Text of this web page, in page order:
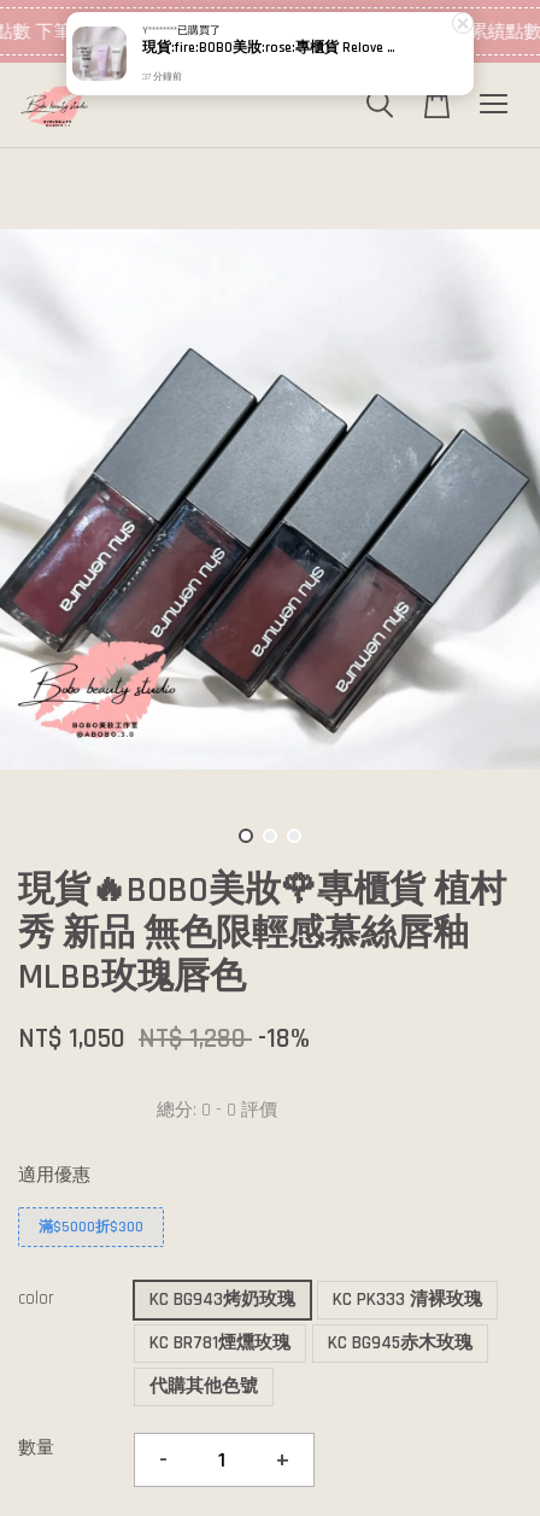
下筆消費即可折抵 現在去購物！ 加入會員 消費即可累績點數
現貨🔥BOBO美妝🌹專櫃貨 植村
秀 新品 無色限輕感慕絲唇釉
MLBB玫瑰唇色
NT$ 1,050 NT$ 1,280 -18%
總分: 0 - 0 評價
適用優惠
滿$5000折$300
color KC BG943烤奶玫瑰
KC PK333 清裸玫瑰
KC BR781煙燻玫瑰
KC BG945赤木玫瑰
代購其他色號
數量 - +
Y********已購買了
現貨:fire:BOBO美妝:rose:專櫃貨 Relove 胺基酸私密潔淨你露 私密肌傳明酸潔淨精華凝露 120ml 私密洗
37 分鐘前